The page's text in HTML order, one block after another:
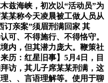
兹海峡，初次以“活动员”为
某称今天凌晨被工做人员从
订亲案”须眉刑满回家 其
可、不得施行、不得恪守。
内，但其潜力庞大。鞭策社
历：红星旧事】5月4日，目
访，其儿子席某某刑满，这
、、言语理解等。使用于聊